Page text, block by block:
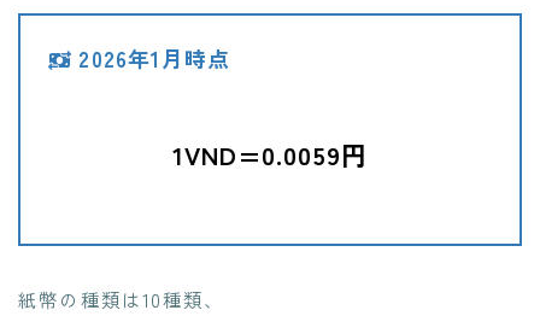
2026年1月時点
1VND=0.0059円
紙幣の種類は10種類、